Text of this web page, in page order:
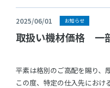
2025/06/01 お知らせ
取扱い機材価格 一
平素は格別のご高配を賜り、
この度、特定の仕入先におけ